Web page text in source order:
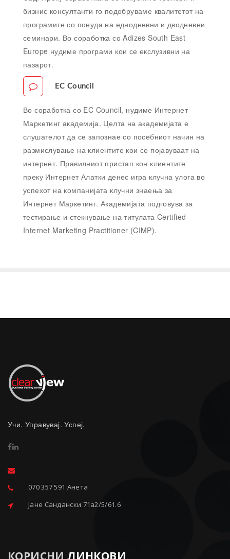
бизнис консултанти го подобруваме квалитетот на
програмите со понуда на еднодневни и дводневни
семинари. Во соработка со Adizes South East
Europe нудиме програми кои се екслузивни на
пазарот.
EC Council
Во соработка со EC Council, нудиме Интернет
Маркетинг академија. Целта на академијата е
слушателот да се запознае со посебниот начин на
размислување на клиентите кои се појавуваат на
интернет. Правилниот пристап кон клиентите
преку Интернет Алатки денес игра клучна улога во
успехот на компанијата клучни знаења за
Интернет Маркетинг. Академијата подговува за
тестирање и стекнување на титулата Certified
Internet Marketing Practitioner (CIMP).
Учи. Управувај. Успеј.
070 357 591 Анета
Јане Сандански 71a2/5/61.6
КОРИСНИ ЛИНКОВИ